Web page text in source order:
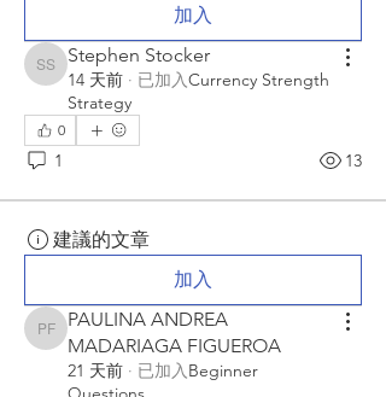
加入
Stephen Stocker
Stephen Stocker
14 天前 · 已加入Currency Strength
Strategy
0
1 13
建議的文章
加入
PAULINA ANDREA MADARIAGA FIGUEROA
PAULINA ANDREA
MADARIAGA FIGUEROA
21 天前 · 已加入Beginner